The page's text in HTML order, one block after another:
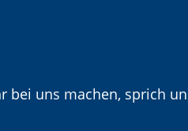
bei uns machen, sprich